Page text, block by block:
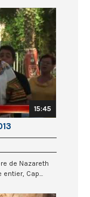
15:45
de Nazareth
Cap...